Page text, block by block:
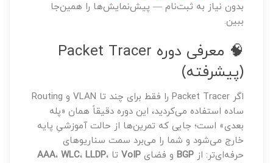
بدون نیاز به ثبت‌نام — پیش‌نمایش‌ها را همین‌جا
ببین.
🧠 معرفی دوره Packet Tracer
(پیشرفته)
اگر Packet Tracer را فقط برای چند تا VLAN و Routing
ساده استفاده می‌کردید، این دوره دقیقاً همان «پله
بعدی» است؛ جایی که تمرین‌ها از حالت آموزشیِ پایه
خارج می‌شود و شما را می‌برد سمت سناریوهای
حرفه‌ای‌تر: از BGPو فضای VoIPتا AAA،WLC،LLDP،